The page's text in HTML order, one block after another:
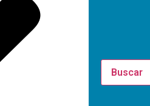
Buscar